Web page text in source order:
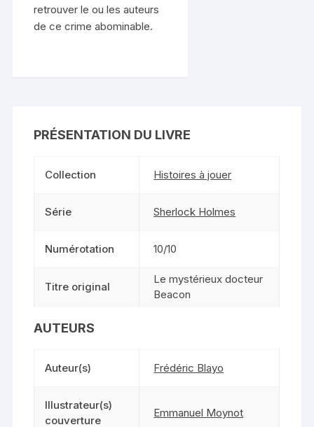
retrouver le ou les auteurs
de ce crime abominable.
PRÉSENTATION DU LIVRE
Collection Histoires à jouer
Série Sherlock Holmes
Numérotation 10/10
Titre original
Le mystérieux docteur
Beacon
AUTEURS
Auteur(s) Frédéric Blayo
Illustrateur(s)
couverture
Emmanuel Moynot